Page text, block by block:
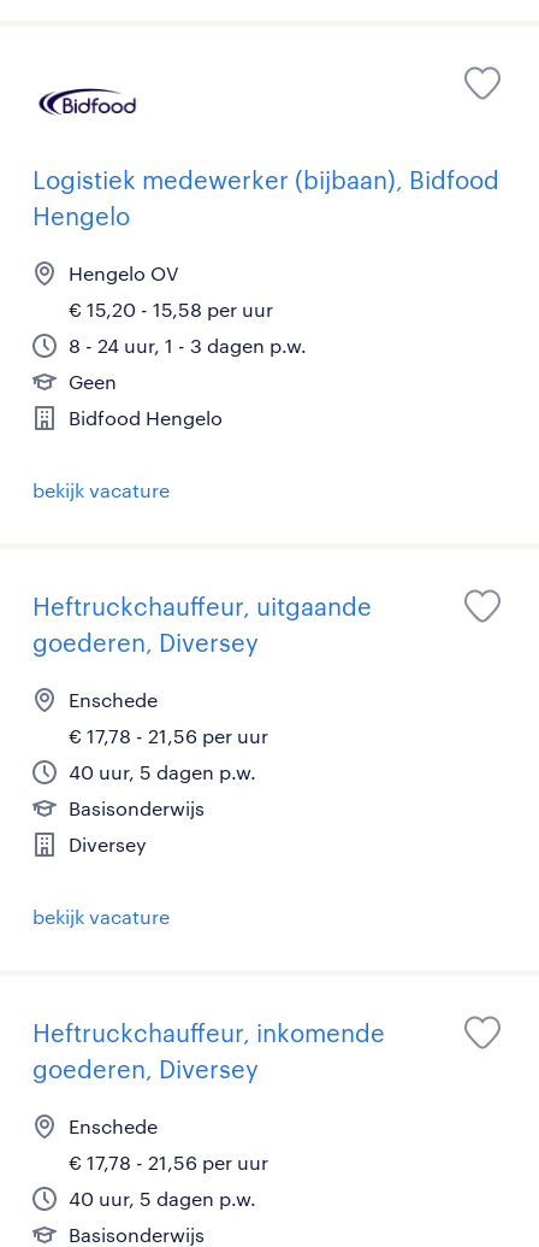
Logistiek medewerker (bijbaan), Bidfood
Hengelo
Hengelo OV
€ 15,20 - 15,58 per uur
8 - 24 uur, 1 - 3 dagen p.w.
Geen
Bidfood Hengelo
bekijk vacature
Heftruckchauffeur, uitgaande
goederen, Diversey
Enschede
€ 17,78 - 21,56 per uur
40 uur, 5 dagen p.w.
Basisonderwijs
Diversey
bekijk vacature
Heftruckchauffeur, inkomende
goederen, Diversey
Enschede
€ 17,78 - 21,56 per uur
40 uur, 5 dagen p.w.
Basisonderwijs